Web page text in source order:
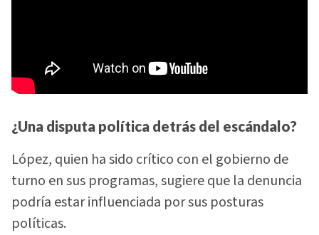
¿Una disputa política detrás del escándalo?
López, quien ha sido crítico con el gobierno de
turno en sus programas, sugiere que la denuncia
podría estar influenciada por sus posturas
políticas.